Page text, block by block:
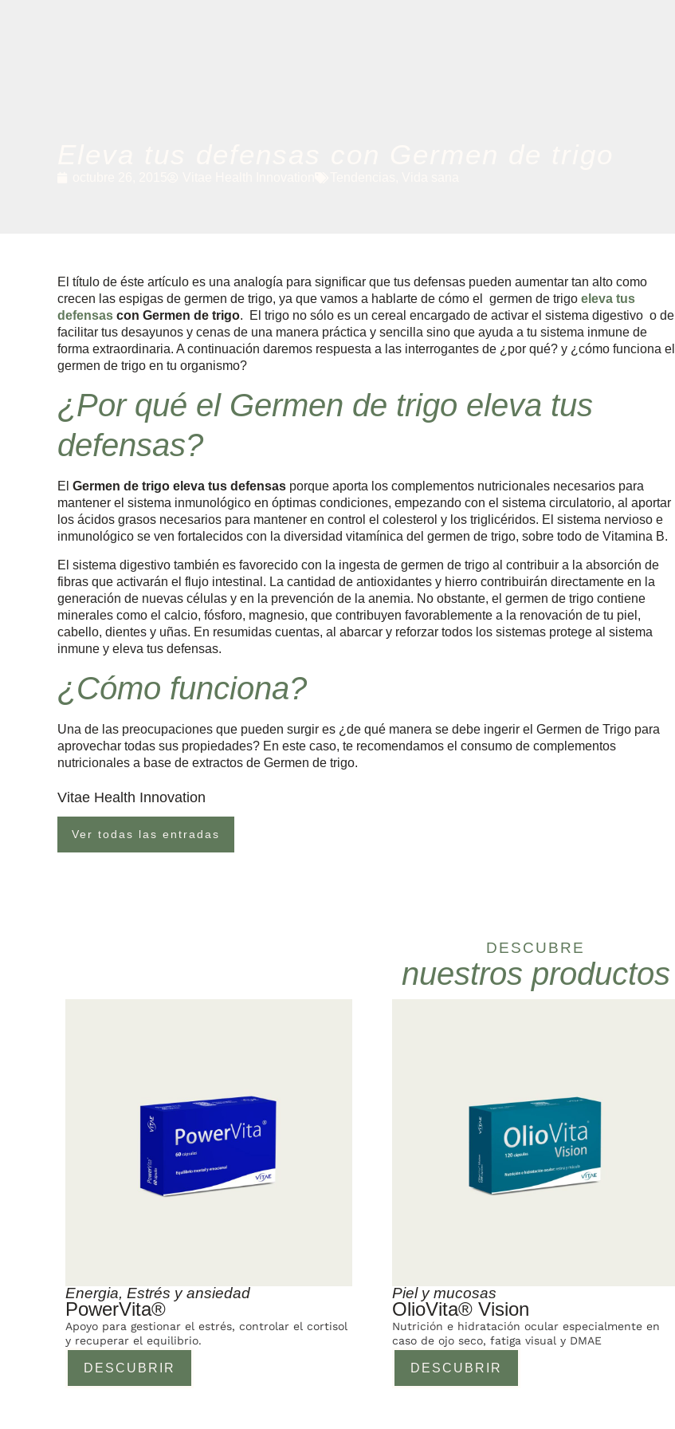
El título de éste artículo es una analogía para significar que tus defensas pueden aumentar tan alto como
crecen las espigas de germen de trigo, ya que vamos a hablarte de cómo el germen de trigo eleva tus
defensas con Germen de trigo. El trigo no sólo es un cereal encargado de activar el sistema digestivo o de
facilitar tus desayunos y cenas de una manera práctica y sencilla sino que ayuda a tu sistema inmune de
forma extraordinaria. A continuación daremos respuesta a las interrogantes de ¿por qué? y ¿cómo funciona el
germen de trigo en tu organismo?
¿Por qué el Germen de trigo eleva tus
defensas?
El Germen de trigo eleva tus defensas porque aporta los complementos nutricionales necesarios para
mantener el sistema inmunológico en óptimas condiciones, empezando con el sistema circulatorio, al aportar
los ácidos grasos necesarios para mantener en control el colesterol y los triglicéridos. El sistema nervioso e
inmunológico se ven fortalecidos con la diversidad vitamínica del germen de trigo, sobre todo de Vitamina B.
El sistema digestivo también es favorecido con la ingesta de germen de trigo al contribuir a la absorción de
fibras que activarán el flujo intestinal. La cantidad de antioxidantes y hierro contribuirán directamente en la
generación de nuevas células y en la prevención de la anemia. No obstante, el germen de trigo contiene
minerales como el calcio, fósforo, magnesio, que contribuyen favorablemente a la renovación de tu piel,
cabello, dientes y uñas. En resumidas cuentas, al abarcar y reforzar todos los sistemas protege al sistema
inmune y eleva tus defensas.
¿Cómo funciona?
Una de las preocupaciones que pueden surgir es ¿de qué manera se debe ingerir el Germen de Trigo para
aprovechar todas sus propiedades? En este caso, te recomendamos el consumo de complementos
nutricionales a base de extractos de Germen de trigo.
Vitae Health Innovation
Ver todas las entradas
DESCUBRE
nuestros productos
Energia, Estrés y ansiedad
PowerVita®
DESCUBRIR
Apoyo para gestionar el estrés, controlar el cortisol
y recuperar el equilibrio.
Piel y mucosas
OlioVita® Vision
DESCUBRIR
Nutrición e hidratación ocular especialmente en
caso de ojo seco, fatiga visual y DMAE